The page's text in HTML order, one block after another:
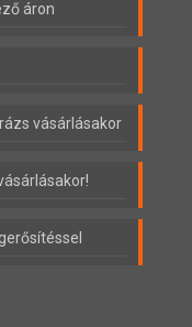
áron
vásárlásakor